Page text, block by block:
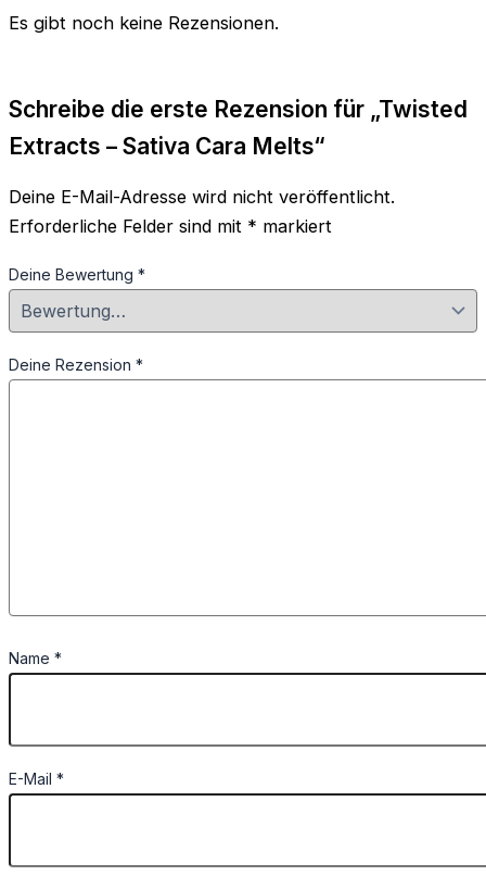
Es gibt noch keine Rezensionen.
Schreibe die erste Rezension für „Twisted
Extracts – Sativa Cara Melts“
Deine E-Mail-Adresse wird nicht veröffentlicht.
Erforderliche Felder sind mit * markiert
Deine Bewertung *
Deine Rezension *
Name *
E-Mail *